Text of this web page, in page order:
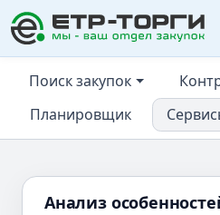
ЕТР-ТОРГИ
Поиск закупок
Планировщик
Анализ